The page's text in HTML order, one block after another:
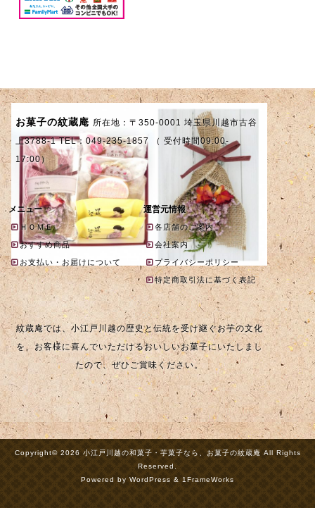
お菓子の紋蔵庵 所在地：〒350-0001 埼玉県川越市古谷
上3788-1 TEL：049-235-1857 （ 受付時間09:00-
17:00）
メニュー
ＨＯＭＥ
おすすめ商品
お支払い・お届けについて
運営元情報
各店舗のご案内
会社案内
プライバシーポリシー
特定商取引法に基づく表記
紋蔵庵では、小江戸川越の歴史と伝統を受け継ぐお芋の文化
を、お客様に喜んでいただけるおいしいお菓子にいたしまし
たので、ぜひご賞味ください。
Copyright© 2026 小江戸川越の和菓子・芋菓子なら、お菓子の紋蔵庵 All Rights
Reserved.
Powered by WordPress & 1FrameWorks